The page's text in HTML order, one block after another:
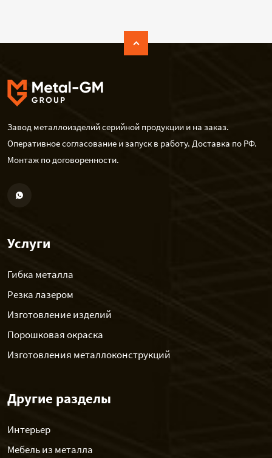
Завод металлоизделий серийной продукции и на заказ.
Оперативное согласование и запуск в работу. Доставка по РФ.
Монтаж по договоренности.
Услуги
Гибка металла
Резка лазером
Изготовление изделий
Порошковая окраска
Изготовления металлоконструкций
Другие разделы
Интерьер
Мебель из металла